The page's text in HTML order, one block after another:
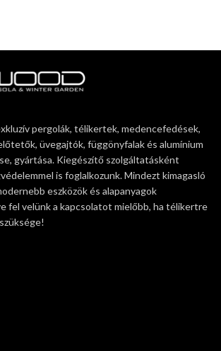
pergolák, télikertek, medencefedések,
üvegajtók, függönyfalak és alumínium
gyártása. Kiegészítő szolgáltatásként
is foglalkozunk. Mindezt kimagasló
eszközök és alapanyagok
fel velünk a kapcsolatot mielőbb, ha télikertre